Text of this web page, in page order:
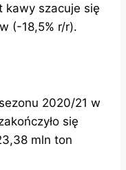
kawy szacuje się
(-18,5% r/r).
2020/21 w
się
mln ton